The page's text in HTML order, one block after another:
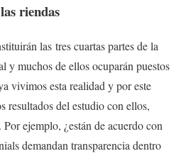
riendas
las tres cuartas partes de la
y muchos de ellos ocuparán puestos
vivimos esta realidad y por este
resultados del estudio con ellos,
ejemplo, ¿están de acuerdo con
demandan transparencia dentro